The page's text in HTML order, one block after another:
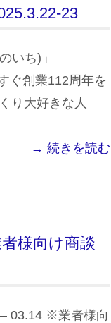
23
いち)」
ぐ創業112周年を
り大好きな人
→ 続きを読む
様向け商談
03.14 ※業者様向